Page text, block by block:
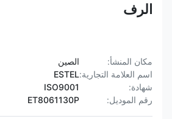
الرف
مكان المنشأ:
الصين
اسم العلامة التجارية:ESTEL
شهادة:
ISO9001
رقم الموديل:
ET8061130P